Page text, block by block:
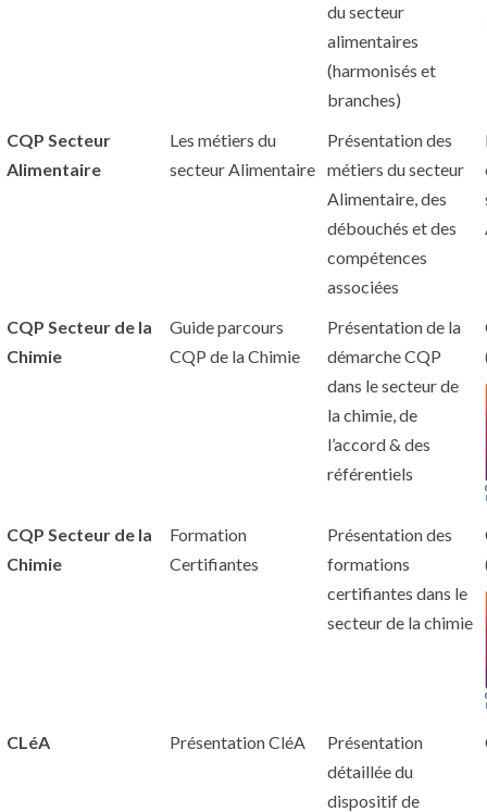
du secteur
alimentaires
(harmonisés et
branches)
CQP Secteur
Alimentaire
Les métiers du
secteur Alimentaire
Présentation des
métiers du secteur
Alimentaire, des
débouchés et des
compétences
associées
CQP Secteur de la
Chimie
Guide parcours
CQP de la Chimie
Présentation de la
démarche CQP
dans le secteur de
la chimie, de
l’accord & des
référentiels
CQP Secteur de la
Chimie
Formation
Certifiantes
Présentation des
formations
certifiantes dans le
secteur de la chimie
CLéA Présentation CléA
Présentation
détaillée du
dispositif de